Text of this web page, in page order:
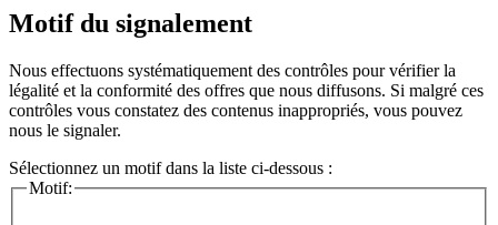
Motif du signalement
Nous effectuons systématiquement des contrôles pour vérifier la
légalité et la conformité des offres que nous diffusons. Si malgré ces
contrôles vous constatez des contenus inappropriés, vous pouvez
nous le signaler.
Sélectionnez un motif dans la liste ci-dessous :
Motif: